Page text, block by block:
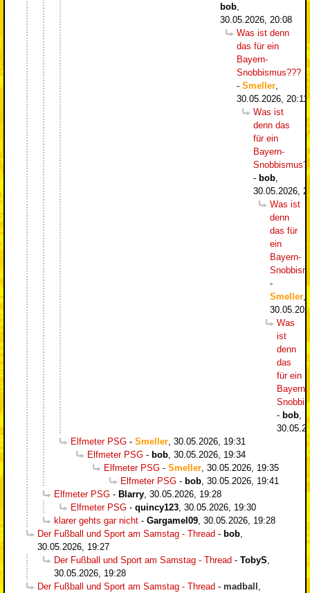
bob
30.05.2026, 20:08
Was ist denn
das für ein
Bayern-
Snobbismus???
- Smeller
30.05.2026, 20:11
Was ist
denn das
für ein
Bayern-
- bob
30.05.2026,
Was ist
denn
das für
ein
Bayern-
-
Smeller
Was
ist
denn
das
für ein
Bayern-
- bob
Elfmeter PSG - Smeller 30.05.2026, 19:31
Elfmeter PSG - bob 30.05.2026, 19:34
Elfmeter PSG - Smeller 30.05.2026, 19:35
Elfmeter PSG - bob 30.05.2026, 19:41
Elfmeter PSG - Blarry 30.05.2026, 19:28
Elfmeter PSG - quincy123 30.05.2026, 19:30
klarer gehts gar nicht - Gargamel09 30.05.2026, 19:28
Der Fußball und Sport am Samstag - Thread - bob
30.05.2026, 19:27
Der Fußball und Sport am Samstag - Thread - TobyS
30.05.2026, 19:28
Der Fußball und Sport am Samstag - Thread - madball